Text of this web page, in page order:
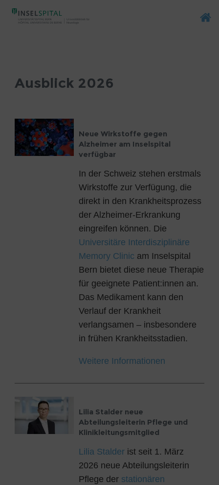
Ausblick 2026
Neue Wirkstoffe gegen
Alzheimer am Inselspital
verfügbar
In der Schweiz stehen erstmals
Wirkstoffe zur Verfügung, die
direkt in den Krankheitsprozess
der Alzheimer-Erkrankung
eingreifen können. Die
Universitäre Interdisziplinäre
Memory Clinic am Inselspital
Bern bietet diese neue Therapie
für geeignete Patient:innen an.
Das Medikament kann den
Verlauf der Krankheit
verlangsamen – insbesondere
in frühen Krankheitsstadien.
Weitere Informationen
Lilia Stalder neue
Abteilungsleiterin Pflege und
Klinikleitungsmitglied
Lilia Stalder ist seit 1. März
2026 neue Abteilungsleiterin
Pflege der stationären